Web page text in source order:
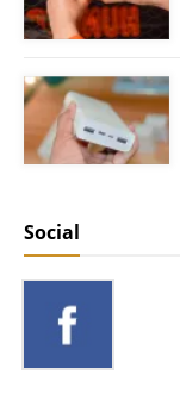
Social